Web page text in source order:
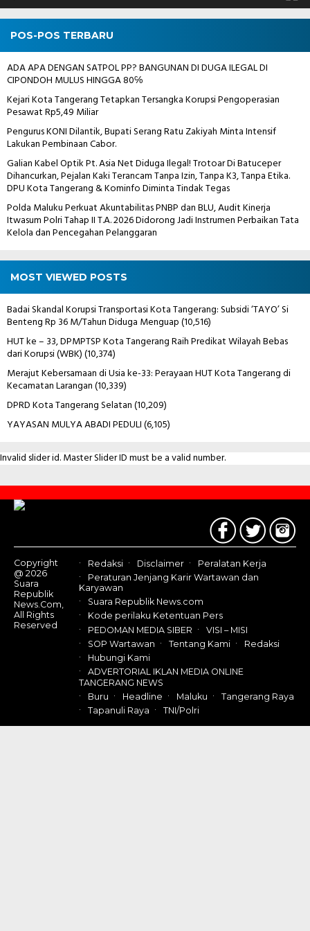
POS-POS TERBARU
ADA APA DENGAN SATPOL PP? BANGUNAN DI DUGA ILEGAL DI
CIPONDOH MULUS HINGGA 80℅
Kejari Kota Tangerang Tetapkan Tersangka Korupsi Pengoperasian
Pesawat Rp5,49 Miliar
Pengurus KONI Dilantik, Bupati Serang Ratu Zakiyah Minta Intensif
Lakukan Pembinaan Cabor.
Galian Kabel Optik Pt. Asia Net Diduga Ilegal! Trotoar Di Batuceper
Dihancurkan, Pejalan Kaki Terancam Tanpa Izin, Tanpa K3, Tanpa Etika.
DPU Kota Tangerang & Kominfo Diminta Tindak Tegas
Polda Maluku Perkuat Akuntabilitas PNBP dan BLU, Audit Kinerja
Itwasum Polri Tahap II T.A. 2026 Didorong Jadi Instrumen Perbaikan Tata
Kelola dan Pencegahan Pelanggaran
MOST VIEWED POSTS
Badai Skandal Korupsi Transportasi Kota Tangerang: Subsidi ‘TAYO’ Si
Benteng Rp 36 M/Tahun Diduga Menguap(10,516)
HUT ke – 33, DPMPTSP Kota Tangerang Raih Predikat Wilayah Bebas
dari Korupsi (WBK)(10,374)
Merajut Kebersamaan di Usia ke-33: Perayaan HUT Kota Tangerang di
Kecamatan Larangan(10,339)
DPRD Kota Tangerang Selatan(10,209)
YAYASAN MULYA ABADI PEDULI(6,105)
Invalid slider id. Master Slider ID must be a valid number.
Contact
Us
Copyright
@ 2026
Suara
Republik
News.Com,
All Rights
Reserved
Redaksi Disclaimer
Peralatan Kerja
Peraturan Jenjang Karir Wartawan dan
Karyawan
Suara Republik News.com
Kode perilaku Ketentuan Pers
PEDOMAN MEDIA SIBER
VISI – MISI
SOP Wartawan
Tentang Kami
Redaksi
Hubungi Kami
ADVERTORIAL IKLAN MEDIA ONLINE
TANGERANG NEWS
Buru
Headline Maluku
Tangerang Raya
Tapanuli Raya
TNI/Polri